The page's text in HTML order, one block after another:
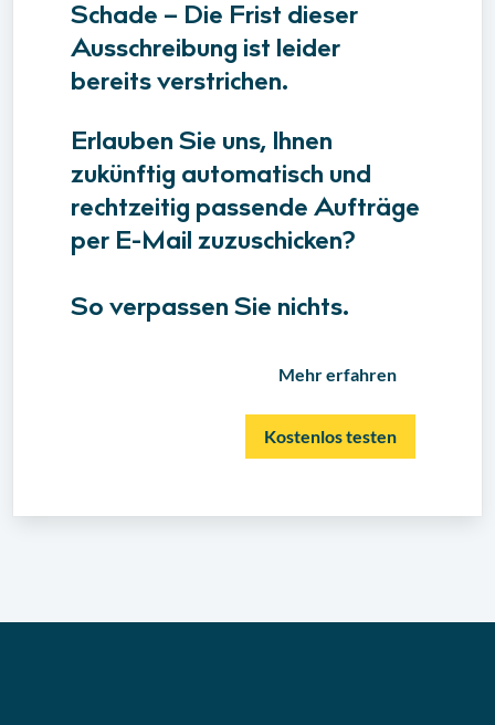
Schade – Die Frist dieser
Ausschreibung ist leider
bereits verstrichen.
Erlauben Sie uns, Ihnen
zukünftig automatisch und
rechtzeitig passende Aufträge
per E-Mail zuzuschicken?
So verpassen Sie nichts.
Mehr erfahren
Kostenlos testen